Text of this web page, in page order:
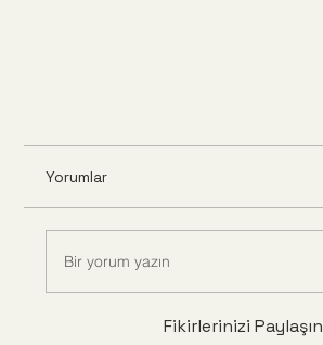
Yorumlar
Bir yorum yazın
Fikirlerinizi Paylaşın